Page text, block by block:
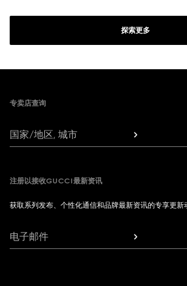
探索更多
专卖店查询
国家/地区, 城市
注册以接收GUCCI最新资讯
获取系列发布、个性化通信和品牌最新资讯的专享更新
电子邮件